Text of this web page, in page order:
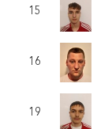
15
16
19